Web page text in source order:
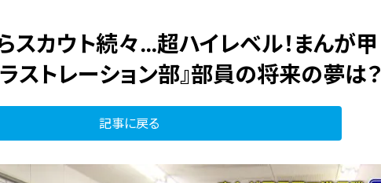
スカウト続々…超ハイレベル！まんが甲
ストレーション部』部員の将来の夢は？
記事に戻る